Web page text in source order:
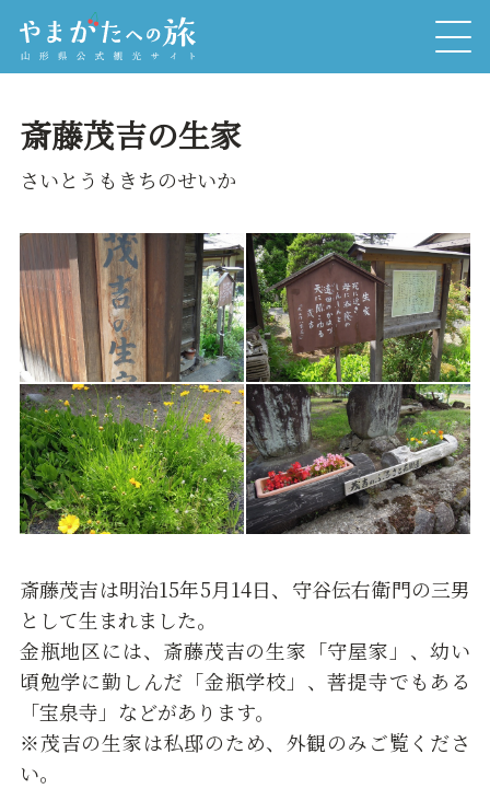
斎藤茂吉の生家
さいとうもきちのせいか
斎藤茂吉は明治15年5月14日、守谷伝右衛門の三男
として生まれました。
金瓶地区には、斎藤茂吉の生家「守屋家」、幼い
頃勉学に勤しんだ「金瓶学校」、菩提寺でもある
「宝泉寺」などがあります。
※茂吉の生家は私邸のため、外観のみご覧くださ
い。